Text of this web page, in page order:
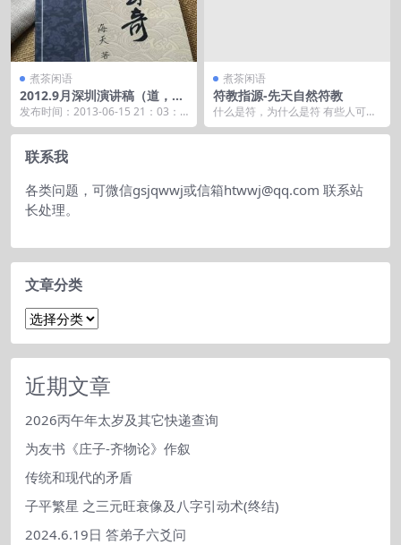
煮茶闲语
2012.9月深圳演讲稿（道，
易，玄学漫谈）
发布时间：2013-06-15 21：03：2
2 因为今天好几个朋友问我要这个
讲...
煮茶闲语
符教指源-先天自然符教
什么是符，为什么是符 有些人可能
会问：为什么会存在符这种东西，
其实这个问题就和为...
联系我
各类问题，可微信gsjqwwj或信箱htwwj@qq.com 联系站
长处理。
文章分类
文
分
类
近期文章
2026丙午年太岁及其它快递查询
为友书《庄子-齐物论》作叙
传统和现代的矛盾
子平繁星 之三元旺衰像及八字引动术(终结)
2024.6.19日 答弟子六爻问